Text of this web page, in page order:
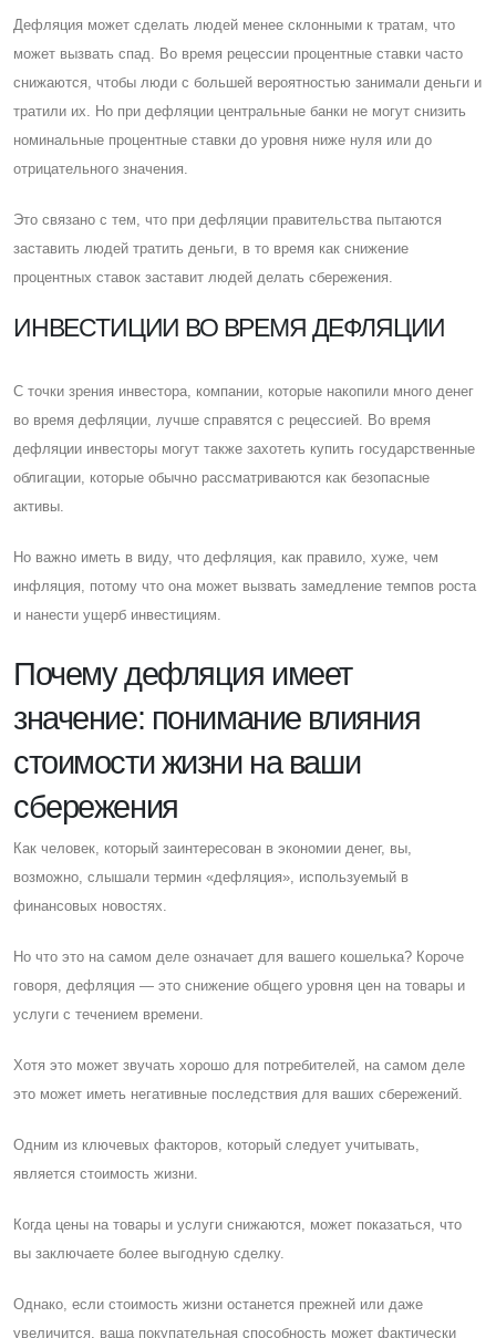
Дефляция может сделать людей менее склонными к тратам, что
может вызвать спад. Во время рецессии процентные ставки часто
снижаются, чтобы люди с большей вероятностью занимали деньги и
тратили их. Но при дефляции центральные банки не могут снизить
номинальные процентные ставки до уровня ниже нуля или до
отрицательного значения.
Это связано с тем, что при дефляции правительства пытаются
заставить людей тратить деньги, в то время как снижение
процентных ставок заставит людей делать сбережения.
ИНВЕСТИЦИИ ВО ВРЕМЯ ДЕФЛЯЦИИ
C точки зрения инвестора, компании, которые накопили много денег
во время дефляции, лучше справятся с рецессией. Во время
дефляции инвесторы могут также захотеть купить государственные
облигации, которые обычно рассматриваются как безопасные
активы.
Но важно иметь в виду, что дефляция, как правило, хуже, чем
инфляция, потому что она может вызвать замедление темпов роста
и нанести ущерб инвестициям.
Почему дефляция имеет
значение: понимание влияния
стоимости жизни на ваши
сбережения
Как человек, который заинтересован в экономии денег, вы,
возможно, слышали термин «дефляция», используемый в
финансовых новостях.
Но что это на самом деле означает для вашего кошелька? Короче
говоря, дефляция — это снижение общего уровня цен на товары и
услуги с течением времени.
Хотя это может звучать хорошо для потребителей, на самом деле
это может иметь негативные последствия для ваших сбережений.
Одним из ключевых факторов, который следует учитывать,
является стоимость жизни.
Когда цены на товары и услуги снижаются, может показаться, что
вы заключаете более выгодную сделку.
Однако, если стоимость жизни останется прежней или даже
увеличится, ваша покупательная способность может фактически